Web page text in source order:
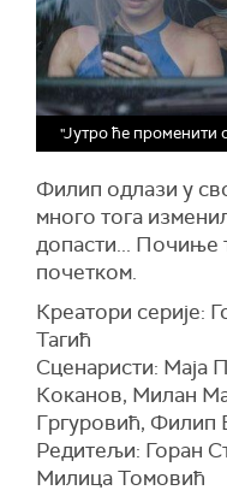
"Јутро ће променити
Филип одлази у
много тога
допасти... Почиње
почетком.
Креатори серије:
Тагић
Сценаристи: Маја
Коканов, Милан
Гргуровић, Филип
Редитељи: Горан
Милица Томовић